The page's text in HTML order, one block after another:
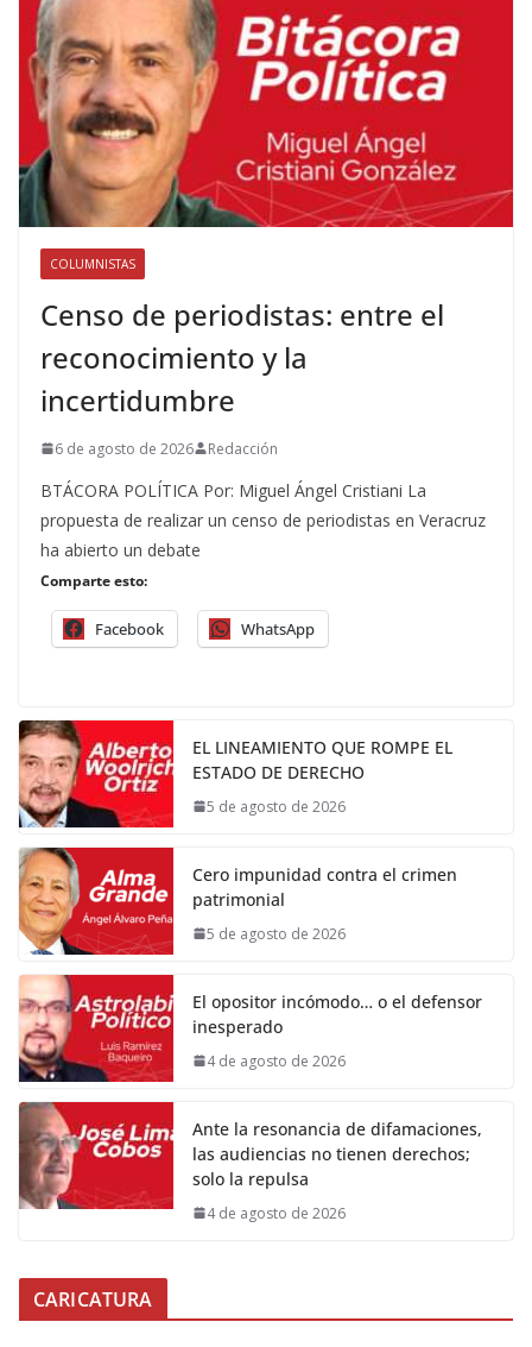
COLUMNISTAS
Censo de periodistas: entre el
reconocimiento y la
incertidumbre
6 de agosto de 2026 Redacción
BTÁCORA POLÍTICA Por: Miguel Ángel Cristiani La
propuesta de realizar un censo de periodistas en Veracruz
ha abierto un debate
Comparte esto:
Facebook WhatsApp
EL LINEAMIENTO QUE ROMPE EL
ESTADO DE DERECHO
5 de agosto de 2026
Cero impunidad contra el crimen
patrimonial
5 de agosto de 2026
El opositor incómodo… o el defensor
inesperado
4 de agosto de 2026
Ante la resonancia de difamaciones,
las audiencias no tienen derechos;
solo la repulsa
4 de agosto de 2026
CARICATURA